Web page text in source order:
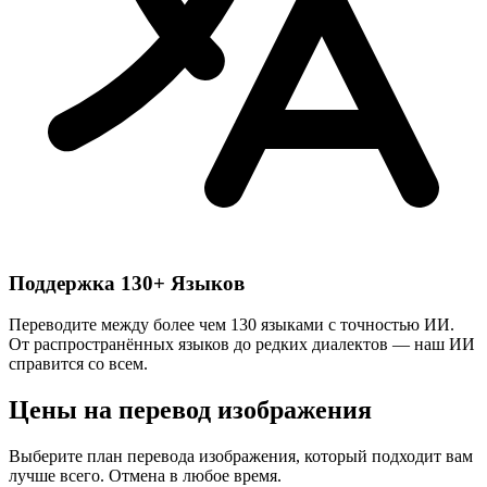
Поддержка 130+ Языков
Переводите между более чем 130 языками с точностью ИИ.
От распространённых языков до редких диалектов — наш ИИ
справится со всем.
Цены на перевод изображения
Выберите план перевода изображения, который подходит вам
лучше всего. Отмена в любое время.